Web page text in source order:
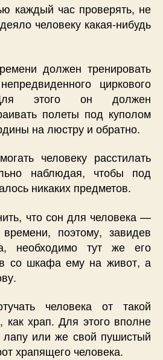
каждый час проверять, не
человеку какая-нибудь
должен тренировать
циркового
этого он должен
полеты под куполом
на люстру и обратно.
человеку расстилать
наблюдая, чтобы под
никаких предметов.
что сон для человека —
поэтому, завидев
необходимо тут же его
со шкафа ему на живот, а
человека от такой
как храп. Для этого вполне
лапу или же свой пушистый
храпящего человека.